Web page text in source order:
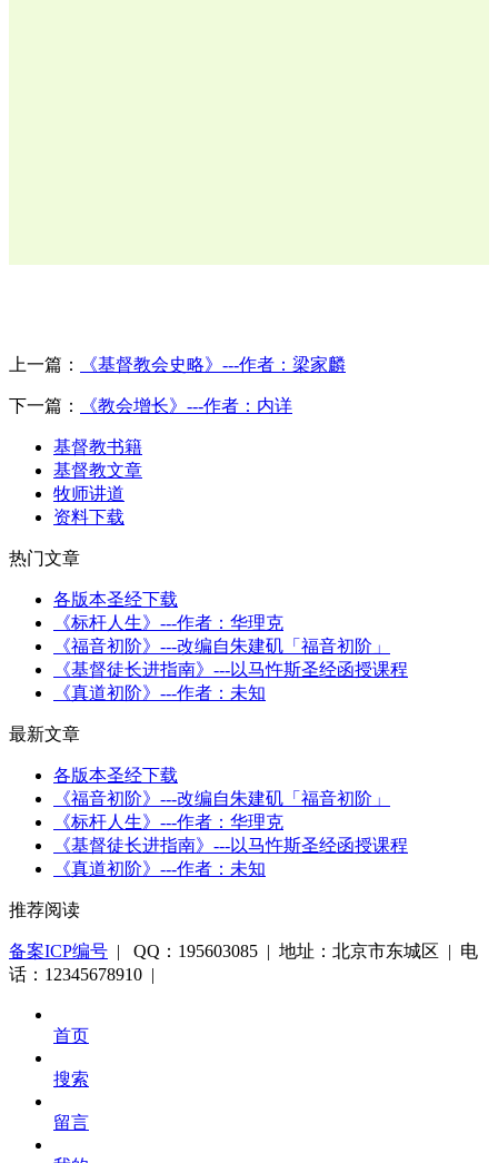
上一篇： 《基督教会史略》---作者：梁家麟
下一篇： 《教会增长》---作者：内详
基督教书籍
基督教文章
牧师讲道
资料下载
热门文章
各版本圣经下载
《标杆人生》---作者：华理克
《福音初阶》---改编自朱建矶「福音初阶」
《基督徒长进指南》---以马忤斯圣经函授课程
《真道初阶》---作者：未知
最新文章
各版本圣经下载
《福音初阶》---改编自朱建矶「福音初阶」
《标杆人生》---作者：华理克
《基督徒长进指南》---以马忤斯圣经函授课程
《真道初阶》---作者：未知
推荐阅读
备案ICP编号 | QQ：195603085 | 地址：北京市东城区 | 电
话：12345678910 |
首页
搜索
留言